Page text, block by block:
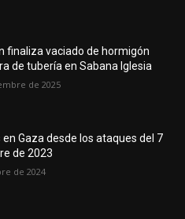
finaliza vaciado de hormigón
de tubería en Sabana Iglesia
de 2025
en Gaza desde los ataques del 7
de 2023
de 2024